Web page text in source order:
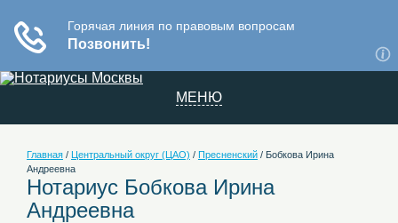
МЕНЮ
Главная / Центральный округ (ЦАО) / Пресненский / Бобкова Ирина
Андреевна
Нотариус Бобкова Ирина
Андреевна